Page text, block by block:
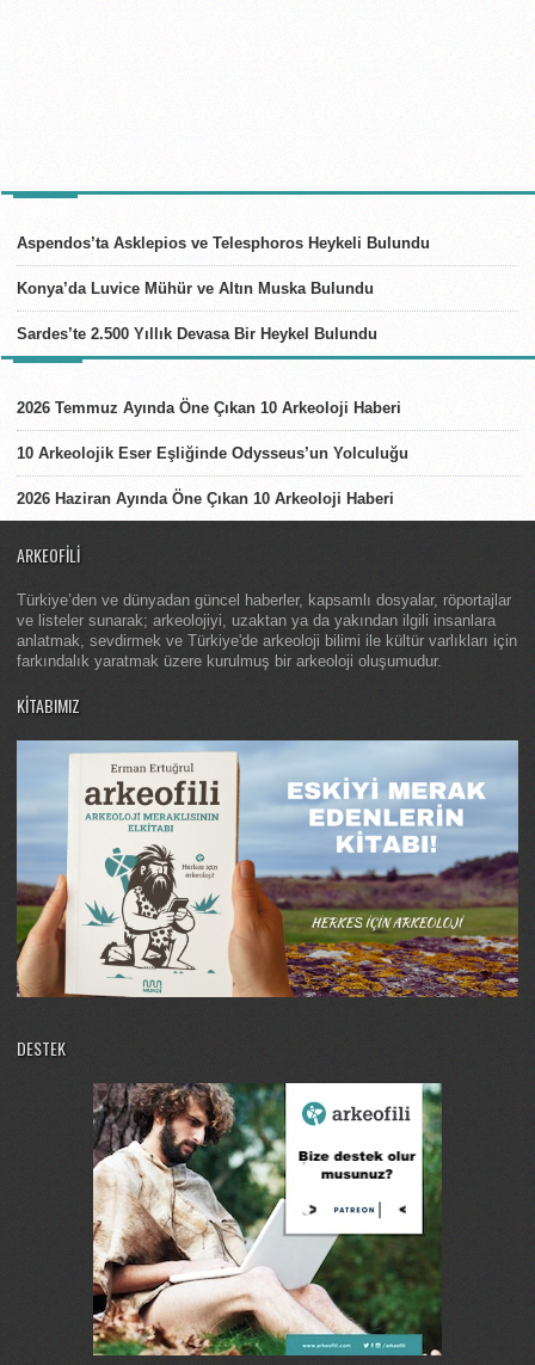
Aspendos’ta Asklepios ve Telesphoros Heykeli Bulundu
Konya’da Luvice Mühür ve Altın Muska Bulundu
Sardes’te 2.500 Yıllık Devasa Bir Heykel Bulundu
2026 Temmuz Ayında Öne Çıkan 10 Arkeoloji Haberi
10 Arkeolojik Eser Eşliğinde Odysseus’un Yolculuğu
2026 Haziran Ayında Öne Çıkan 10 Arkeoloji Haberi
ARKEOFILI
Türkiye’den ve dünyadan güncel haberler, kapsamlı dosyalar, röportajlar
ve listeler sunarak; arkeolojiyi, uzaktan ya da yakından ilgili insanlara
anlatmak, sevdirmek ve Türkiye'de arkeoloji bilimi ile kültür varlıkları için
farkındalık yaratmak üzere kurulmuş bir arkeoloji oluşumudur.
KITABIMIZ
DESTEK